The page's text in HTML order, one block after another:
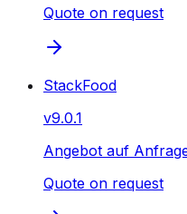
Quote on request
StackFood
v9.0.1
Angebot auf
Quote on request